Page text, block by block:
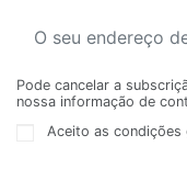
Pode cancelar a
nossa informação de
Aceito as condições